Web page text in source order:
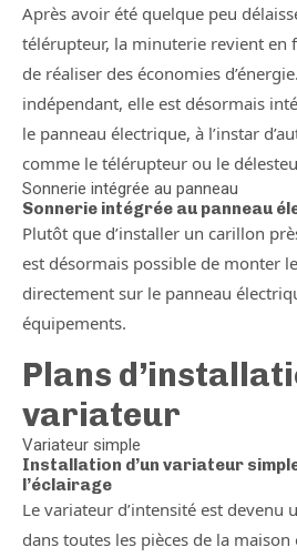
Après avoir été quelque peu
télérupteur, la minuterie revient en
de réaliser des économies
indépendant, elle est désormais
le panneau électrique, à l’instar
comme le télérupteur ou le
Sonnerie intégrée au panneau
Sonnerie intégrée au panneau
Plutôt que d’installer un carillon
est désormais possible de monter
directement sur le panneau
équipements.
Plans
variateur
Variateur simple
Installation d’un variateur
l’éclairage
Le variateur d’intensité est devenu
dans toutes les pièces de la